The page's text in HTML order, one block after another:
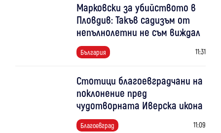
Марковски за убийството в
Пловдив: Такъв садизъм от
непълнолетни не съм виждал
България 11:31
Стотици благоевградчани на
поклонение пред
чудотворната Иверска икона
Благоевград 11:09